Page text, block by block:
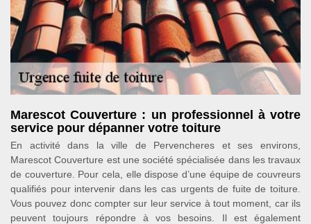
Marescot Couverture : un professionnel à votre
service pour dépanner votre toiture
En activité dans la ville de Pervencheres et ses environs,
Marescot Couverture est une société spécialisée dans les travaux
de couverture. Pour cela, elle dispose d’une équipe de couvreurs
qualifiés pour intervenir dans les cas urgents de fuite de toiture.
Vous pouvez donc compter sur leur service à tout moment, car ils
peuvent toujours répondre à vos besoins. Il est également